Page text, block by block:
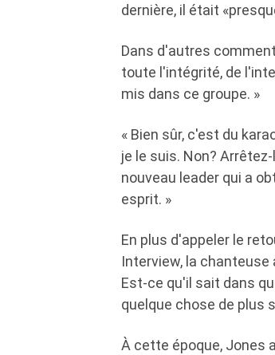
dernière, il était
Dans d'autres
toute l'intégrité, de
mis dans ce groupe. »
« Bien sûr, c'est du
je le suis. Non?
nouveau leader qui a
esprit. »
En plus d'appeler le
Interview, la
Est-ce qu'il sait dans
quelque chose de plus
À cette époque, Jones